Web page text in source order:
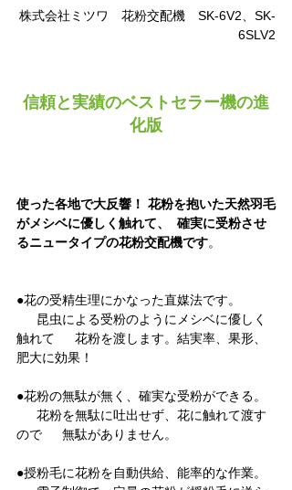
株式会社ミツワ　花粉交配機　SK-6V2、SK-
6SLV2
信頼と実績のベストセラー機の進
化版
使った各地で大反響！ 花粉を抱いた天然羽毛
がメシベに優しく触れて、  確実に受粉させ
るニュータイプの花粉交配機です。
●花の受精生理にかなった直媒法です。
触れて 　 花粉を渡します。結実率、果形、
肥大に効果！
●花粉の無駄が無く、確実な受粉ができる。
ので 　 無駄がありません。
●授粉毛に花粉を自動供給、能率的な作業。